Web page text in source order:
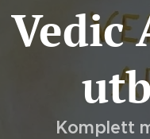
Vedic
Komplett